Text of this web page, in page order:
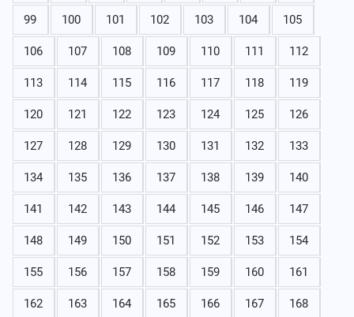
99 100 101 102 103 104 105
106 107 108 109 110 111 112
113 114 115 116 117 118 119
120 121 122 123 124 125 126
127 128 129 130 131 132 133
134 135 136 137 138 139 140
141 142 143 144 145 146 147
148 149 150 151 152 153 154
155 156 157 158 159 160 161
162 163 164 165 166 167 168